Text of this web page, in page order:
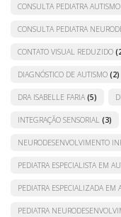
CONSULTA PEDIATRA AUTISMO
CONSULTA PEDIATRA
CONTATO VISUAL REDUZIDO
DIAGNÓSTICO DE AUTISMO (2)
DRA ISABELLE FARIA (5)
INTEGRAÇÃO SENSORIAL (3)
NEURODESENVOLVIMENTO
PEDIATRA ESPECIALISTA EM
PEDIATRA ESPECIALIZADA EM
PEDIATRA